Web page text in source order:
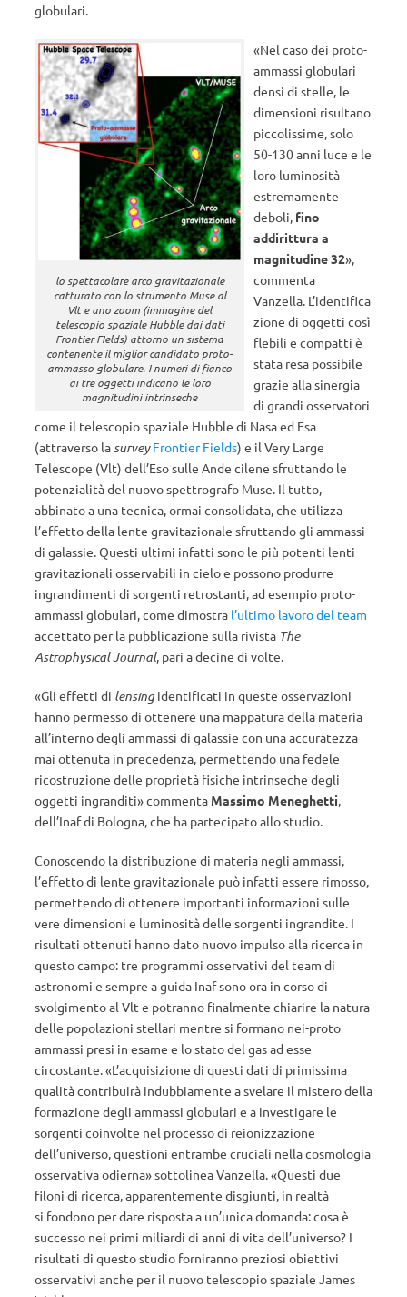
globulari.
lo spettacolare arco gravitazionale
catturato con lo strumento Muse al
Vlt e uno zoom (immagine del
telescopio spaziale Hubble dai dati
Frontier FIelds) attorno un sistema
contenente il miglior candidato proto-
ammasso globulare. I numeri di fianco
ai tre oggetti indicano le loro
magnitudini intrinseche
«Nel caso dei proto-
ammassi globulari
densi di stelle, le
dimensioni risultano
piccolissime, solo
50-130 anni luce e le
loro luminosità
estremamente
deboli, fino
addirittura a
magnitudine 32»,
commenta
Vanzella. L’identifica
zione di oggetti così
flebili e compatti è
stata resa possibile
grazie alla sinergia
di grandi osservatori
come il telescopio spaziale Hubble di Nasa ed Esa
(attraverso lasurvey Frontier Fields) e il Very Large
Telescope (Vlt) dell’Eso sulle Ande cilene sfruttando le
potenzialità del nuovo spettrografo Muse. Il tutto,
abbinato a una tecnica, ormai consolidata, che utilizza
l’effetto della lente gravitazionale sfruttando gli ammassi
di galassie. Questi ultimi infatti sono le più potenti lenti
gravitazionali osservabili in cielo e possono produrre
ingrandimenti di sorgenti retrostanti, ad esempio proto-
ammassi globulari, come dimostra l’ultimo lavoro del team
accettato per la pubblicazione sulla rivista The
Astrophysical Journal, pari a decine di volte.
«Gli effetti di lensingidentificati in queste osservazioni
hanno permesso di ottenere una mappatura della materia
all’interno degli ammassi di galassie con una accuratezza
mai ottenuta in precedenza, permettendo una fedele
ricostruzione delle proprietà fisiche intrinseche degli
oggetti ingranditi» commenta Massimo Meneghetti,
dell’Inaf di Bologna, che ha partecipato allo studio.
Conoscendo la distribuzione di materia negli ammassi,
l’effetto di lente gravitazionale può infatti essere rimosso,
permettendo di ottenere importanti informazioni sulle
vere dimensioni e luminosità delle sorgenti ingrandite. I
risultati ottenuti hanno dato nuovo impulso alla ricerca in
questo campo: tre programmi osservativi del team di
astronomi e sempre a guida Inaf sono ora in corso di
svolgimento al Vlt e potranno finalmente chiarire la natura
delle popolazioni stellari mentre si formano nei-proto
ammassi presi in esame e lo stato del gas ad esse
circostante. «L’acquisizione di questi dati di primissima
qualità contribuirà indubbiamente a svelare il mistero della
formazione degli ammassi globulari e a investigare le
sorgenti coinvolte nel processo di reionizzazione
dell’universo, questioni entrambe cruciali nella cosmologia
osservativa odierna» sottolinea Vanzella. «Questi due
filoni di ricerca, apparentemente disgiunti, in realtà
si fondono per dare risposta a un’unica domanda: cosa è
successo nei primi miliardi di anni di vita dell’universo? I
risultati di questo studio forniranno preziosi obiettivi
osservativi anche per il nuovo telescopio spaziale James